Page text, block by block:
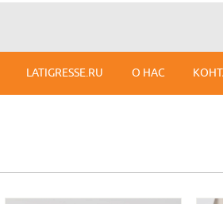
LATIGRESSE.RU О НАС